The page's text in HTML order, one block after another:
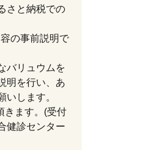
さと納税での
の事前説明で
バリュウムを
明を行い、あ
いします。
きます。(受付
健診センター